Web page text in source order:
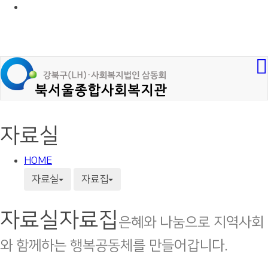
자료실
HOME
자료실
자료집
자료실자료집은혜와 나눔으로 지역사회
와 함께하는 행복공동체를 만들어갑니다.